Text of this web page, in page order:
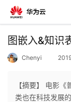
返
图嵌入&知识
Chenyi
【摘要】 电影
类也在科技发展